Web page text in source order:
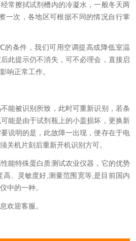
常擦拭试剂槽内的冷凝水，一般冬天两
一次，各地区可根据不同的情况自行掌
的条件，我们可用空调提高或降低室温
此提示仍不消失，可不必理会，直接启
响正常工作。
能被识别所致，此时可重新识别，若条
能是由于试剂瓶上的小盖损坏，更换新
说明的是，此故障一出现，便存在于电
关机片刻后重新开机识别方可。
能特殊蛋白质测试农业仪器，它的优势
、灵敏度好,测量范围宽等,是目前国内
中的一种。
欢迎客服。